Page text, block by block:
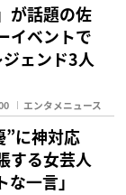
が話題の佐
イベントで
ェンド3人
エンタメニュース
”に神対応
する女芸人
一言」